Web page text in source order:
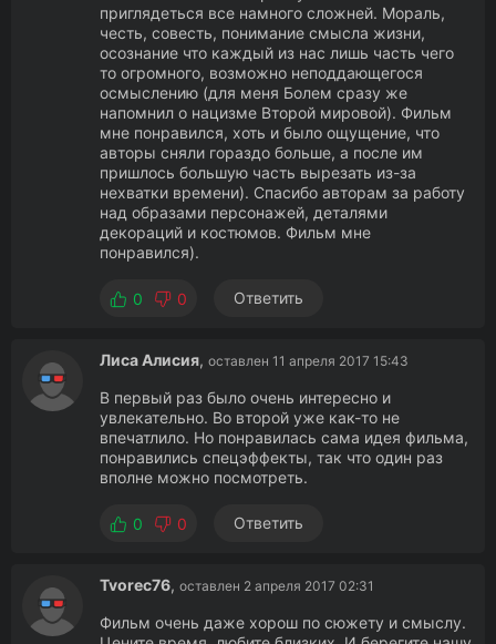
приглядеться все намного сложней. Мораль,
честь, совесть, понимание смысла жизни,
осознание что каждый из нас лишь часть чего
то огромного, возможно неподдающегося
осмыслению (для меня Болем сразу же
напомнил о нацизме Второй мировой). Фильм
мне понравился, хоть и было ощущение, что
авторы сняли гораздо больше, а после им
пришлось большую часть вырезать из-за
нехватки времени). Спасибо авторам за работу
над образами персонажей, деталями
декораций и костюмов. Фильм мне
понравился).
0 0 Ответить
Лиса Алисия, оставлен 11 апреля 2017 15:43
В первый раз было очень интересно и
увлекательно. Во второй уже как-то не
впечатлило. Но понравилась сама идея фильма,
понравились спецэффекты, так что один раз
вполне можно посмотреть.
0 0 Ответить
Tvorec76, оставлен 2 апреля 2017 02:31
Фильм очень даже хорош по сюжету и смыслу.